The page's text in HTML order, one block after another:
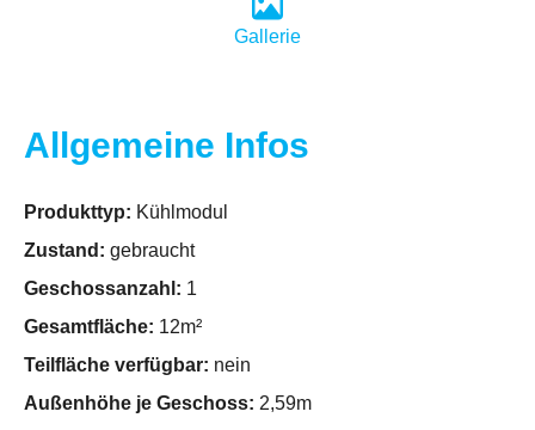
Gallerie
Allgemeine Infos
Produkttyp: Kühlmodul
Zustand: gebraucht
Geschossanzahl: 1
Gesamtfläche: 12m²
Teilfläche verfügbar: nein
Außenhöhe je Geschoss: 2,59m